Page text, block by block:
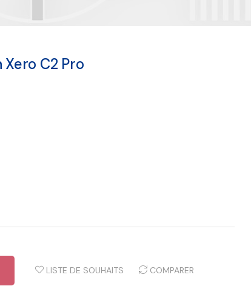
C2 Pro
LISTE DE SOUHAITS COMPARER